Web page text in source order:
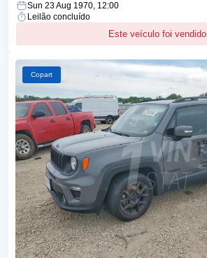
Sun 23 Aug 1970, 12:00
Leilão concluído
Este veículo foi vendido
Copart